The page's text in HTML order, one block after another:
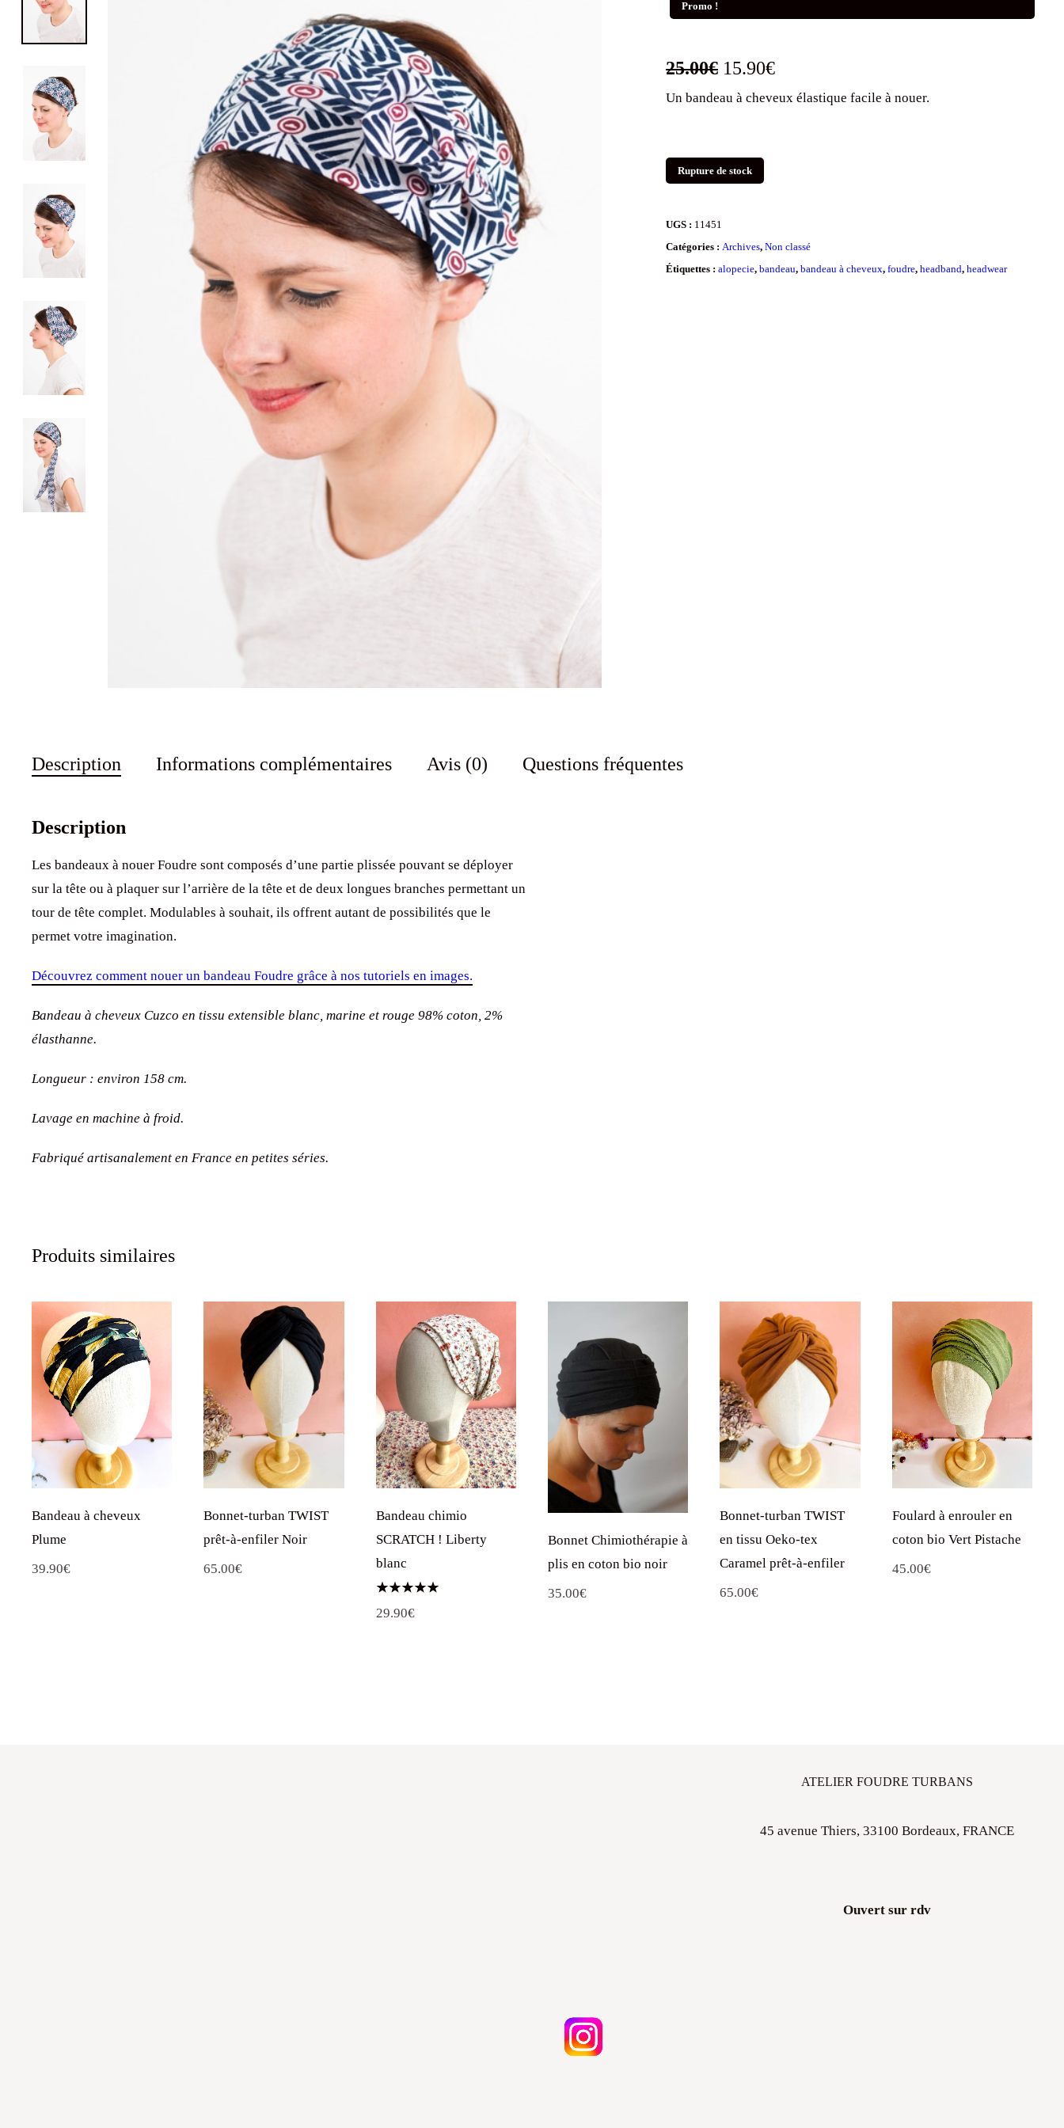
Promo !
25.00€ Le
prix
était :
15.90€Le
prix
Un bandeau à cheveux élastique facile à nouer.
Rupture de stock
UGS : 11451
Catégories :Archives,Non classé
Étiquettes :alopecie,bandeau,bandeau à cheveux,foudre,headband,headwear
Description Informations complémentaires Avis (0) Questions fréquentes
Description
Les bandeaux à nouer Foudre sont composés d’une partie plissée pouvant se déployer
sur la tête ou à plaquer sur l’arrière de la tête et de deux longues branches permettant un
tour de tête complet. Modulables à souhait, ils offrent autant de possibilités que le
permet votre imagination.
Découvrez comment nouer un bandeau Foudre grâce à nos tutoriels en images.
Bandeau à cheveux Cuzco en tissu extensible blanc, marine et rouge 98% coton, 2%
élasthanne.
Longueur : environ 158 cm.
Lavage en machine à froid.
Fabriqué artisanalement en France en petites séries.
Produits similaires
Bandeau à cheveux
Plume
39.90€
Bonnet-turban TWIST
prêt-à-enfiler Noir
65.00€
Bandeau chimio
SCRATCH ! Liberty
blanc
5.00
29.90€
Bonnet Chimiothérapie à
plis en coton bio noir
35.00€
Bonnet-turban TWIST
en tissu Oeko-tex
Caramel prêt-à-enfiler
65.00€
Foulard à enrouler en
coton bio Vert Pistache
45.00€
ATELIER FOUDRE TURBANS
45 avenue Thiers, 33100 Bordeaux, FRANCE
Ouvert sur rdv